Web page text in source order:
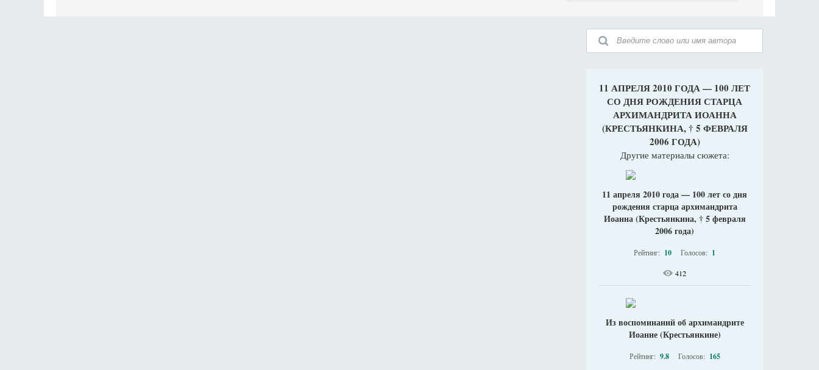
11 АПРЕЛЯ 2010 ГОДА — 100 ЛЕТ
СО ДНЯ РОЖДЕНИЯ СТАРЦА
АРХИМАНДРИТА ИОАННА
(КРЕСТЬЯНКИНА, † 5 ФЕВРАЛЯ
2006 ГОДА)
Другие материалы сюжета:
11 апреля 2010 года — 100 лет со дня
рождения старца архимандрита
Иоанна (Крестьянкина, † 5 февраля
2006 года)
Рейтинг: 10 Голосов: 1
412
Из воспоминаний об архимандрите
Иоанне (Крестьянкине)
Рейтинг: 9.8 Голосов: 165